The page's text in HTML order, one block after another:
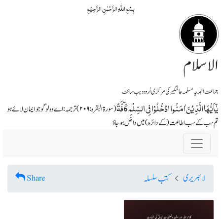
بِسۡمِ اللّٰہِ الرَّحۡمٰنِ الرَّحِیۡمِ
الاسلام
جماعت احمدیہ مسلمہ عالمگیر کی مرکزی اُردو ویب سائٹ
یٰۤاَیُّہَا الَّذِیۡنَ اٰمَنُوا ادۡخُلُوۡا فِی السِّلۡمِ کَآفَّۃً
(سورة البقرہ: ۲۰۹) ترجمہ :اے وہ لوگو جو ایمان لائے ہو
تم سب کے سب اطاعت (کے دائرہ) میں داخل ہو جاؤ
لائبریری کتب سلسلہ Share